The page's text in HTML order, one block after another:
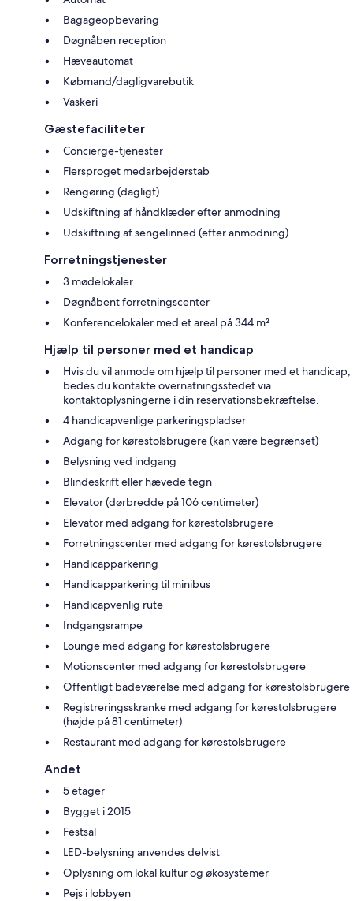
Bagageopbevaring
Døgnåben reception
Hæveautomat
Købmand/dagligvarebutik
Vaskeri
Gæstefaciliteter
Concierge-tjenester
Flersproget medarbejderstab
Rengøring (dagligt)
Udskiftning af håndklæder efter anmodning
Udskiftning af sengelinned (efter anmodning)
Forretningstjenester
3 mødelokaler
Døgnåbent forretningscenter
Konferencelokaler med et areal på 344 m²
Hjælp til personer med et handicap
Hvis du vil anmode om hjælp til personer med et handicap,
bedes du kontakte overnatningsstedet via
kontaktoplysningerne i din reservationsbekræftelse.
4 handicapvenlige parkeringspladser
Adgang for kørestolsbrugere (kan være begrænset)
Belysning ved indgang
Blindeskrift eller hævede tegn
Elevator (dørbredde på 106 centimeter)
Elevator med adgang for kørestolsbrugere
Forretningscenter med adgang for kørestolsbrugere
Handicapparkering
Handicapparkering til minibus
Handicapvenlig rute
Indgangsrampe
Lounge med adgang for kørestolsbrugere
Motionscenter med adgang for kørestolsbrugere
Offentligt badeværelse med adgang for kørestolsbrugere
Registreringsskranke med adgang for kørestolsbrugere
(højde på 81 centimeter)
Restaurant med adgang for kørestolsbrugere
Andet
5 etager
Bygget i 2015
Festsal
LED-belysning anvendes delvist
Oplysning om lokal kultur og økosystemer
Pejs i lobbyen